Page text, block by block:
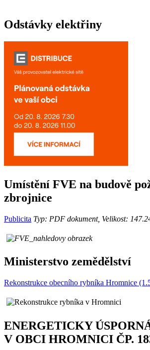
Odstávky elektřiny
Umístění FVE na budově
zbrojnice
Publicita Typ: PDF dokument, Velikost:
Ministerstvo zemědělství
Rekonstrukce obecního rybníka Hromnice
ENERGETICKY
V OBCI HROMNICI ČP.